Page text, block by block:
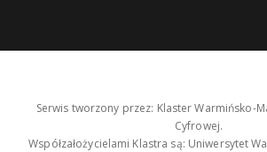
Serwis tworzony przez: Klaster Warmińsko-
Cyfrowej.
Współzałożycielami Klastra są: Uniwersytet